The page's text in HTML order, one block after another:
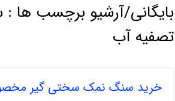
بایگانی/آرشیو برچسب ها :
تصفیه آب
خرید سنگ نمک سختی گیر